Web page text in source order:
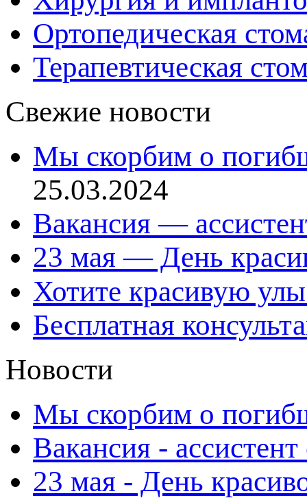
Ортопедическая
Терапевтическая
Свежие новости
Мы скорбим о
25.03.2024
Вакансия —
23 мая — День
Хотите красивую
Бесплатная
Новости
Мы скорбим о
Вакансия - ассистент
23 мая - День